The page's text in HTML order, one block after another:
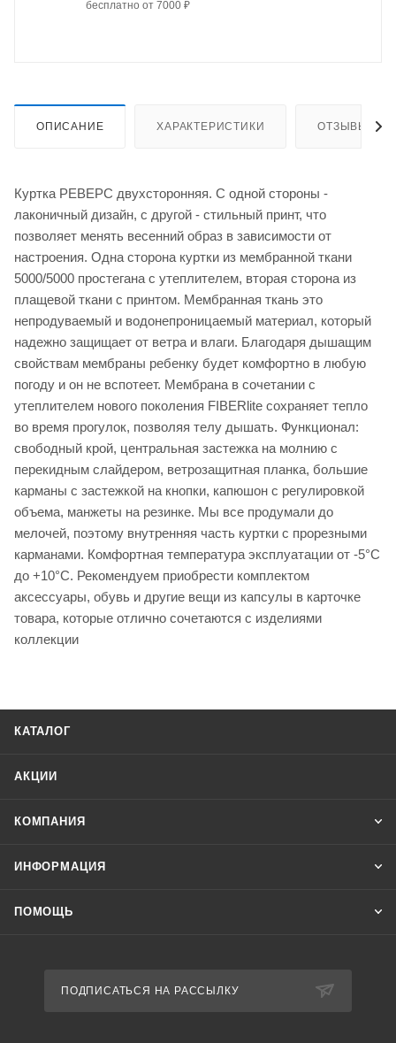
бесплатно от 7000 ₽
ОПИСАНИЕ ХАРАКТЕРИСТИКИ ОТЗЫВЫ
Куртка РЕВЕРС двухсторонняя. С одной стороны -
лаконичный дизайн, с другой - стильный принт, что
позволяет менять весенний образ в зависимости от
настроения. Одна сторона куртки из мембранной ткани
5000/5000 простегана с утеплителем, вторая сторона из
плащевой ткани с принтом. Мембранная ткань это
непродуваемый и водонепроницаемый материал, который
надежно защищает от ветра и влаги. Благодаря дышащим
свойствам мембраны ребенку будет комфортно в любую
погоду и он не вспотеет. Мембрана в сочетании с
утеплителем нового поколения FIBERlite сохраняет тепло
во время прогулок, позволяя телу дышать. Функционал:
свободный крой, центральная застежка на молнию с
перекидным слайдером, ветрозащитная планка, большие
карманы с застежкой на кнопки, капюшон с регулировкой
объема, манжеты на резинке. Мы все продумали до
мелочей, поэтому внутренняя часть куртки с прорезными
карманами. Комфортная температура эксплуатации от -5°С
до +10°С. Рекомендуем приобрести комплектом
аксессуары, обувь и другие вещи из капсулы в карточке
товара, которые отлично сочетаются с изделиями
коллекции
КАТАЛОГ
АКЦИИ
КОМПАНИЯ
ИНФОРМАЦИЯ
ПОМОЩЬ
ПОДПИСАТЬСЯ НА РАССЫЛКУ